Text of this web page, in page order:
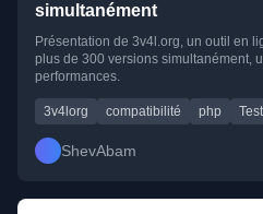
simultanément
Présentation de 3v4l.org, un outil en
plus de 300 versions simultanément,
performances.
3v4lorg compatibilité php Test
ShevAbam